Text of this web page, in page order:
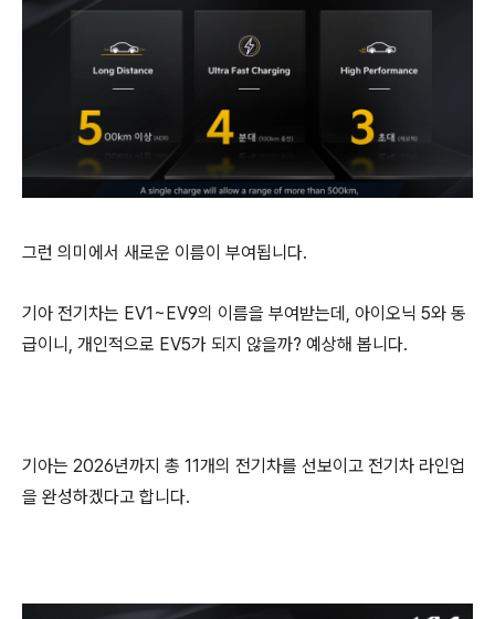
그런 의미에서 새로운 이름이 부여됩니다.
기아 전기차는 EV1~EV9의 이름을 부여받는데, 아이오닉 5와 동
급이니, 개인적으로 EV5가 되지 않을까? 예상해 봅니다.
기아는 2026년까지 총 11개의 전기차를 선보이고 전기차 라인업
을 완성하겠다고 합니다.